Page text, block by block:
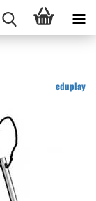
eduplay